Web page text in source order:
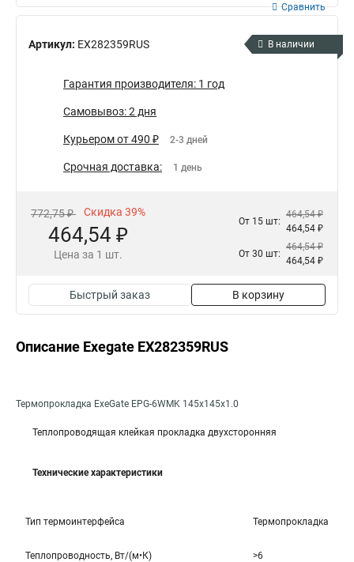
Артикул: EX282359RUS
Сравнить
В наличии
Гарантия производителя: 1 год
Самовывоз: 2 дня
Курьером от 490 ₽ 2-3 дней
Срочная доставка: 1 день
772,75 ₽ Скидка 39%
464,54 ₽
Цена за 1 шт.
От 15 шт:
464,54 ₽
464,54 ₽
От 30 шт:
464,54 ₽
464,54 ₽
Быстрый заказ В корзину
Описание Exegate EX282359RUS
Термопрокладка ExeGate EPG-6WMK 145x145x1.0
Теплопроводящая клейкая прокладка двухсторонняя
Технические характеристики
Тип термоинтерфейса Термопрокладка
Теплопроводность, Вт/(м•К) >6